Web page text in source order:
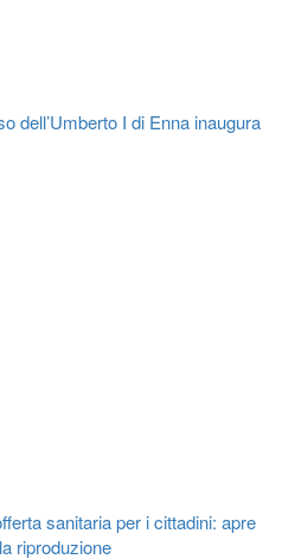
dell’Umberto I di Enna inaugura
sanitaria per i cittadini: apre
riproduzione